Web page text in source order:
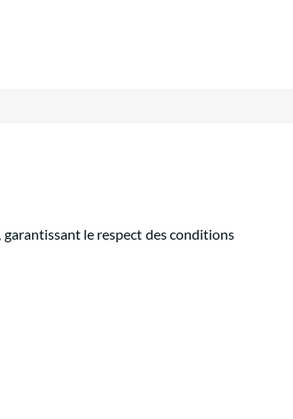
le respect des conditions